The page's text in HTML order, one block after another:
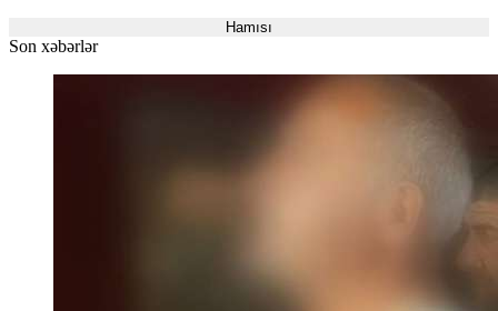
Hamısı
Son xəbərlər